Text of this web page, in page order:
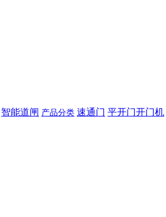
智能道闸 产品分类 速通门 平开门开门机